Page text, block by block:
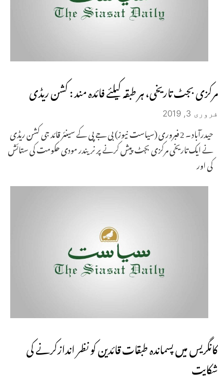
مرکزی بجٹ تاریخی، ہر طبقہ کیلئے فائدہ مند : کشن ریڈی
فروری 3, 2019
حیدرآباد ۔ 2 فبروری (سیاست نیوز) بی جے پی کے سینئر قائد جی کشن ریڈی
نے ایک تاریخی مرکزی بجٹ پیش کرنے پر نریندر مودی حکومت کی ستائش
کی اور
کانگریس میں پسماندہ طبقات قائدین کو نظر اندازکرنے کی
شکایت